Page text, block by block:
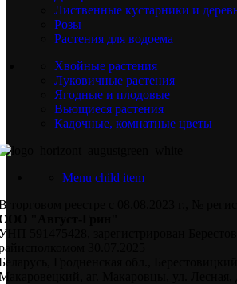
Лиственные кустарники и
Розы
Растения для водоема
Хвойные растения
Луковичные растения
Ягодные и плодовые
Вьющиеся растения
Кадочные, комнатные цветы
Menu child item
торговом реестре с 08.08.2023 г., №
"Август-Грин"
591475428, зарегистрирован
30.07.2025
Гродненская обл., Берестовицкий
аг. Макаровцы, ул. Лесная,